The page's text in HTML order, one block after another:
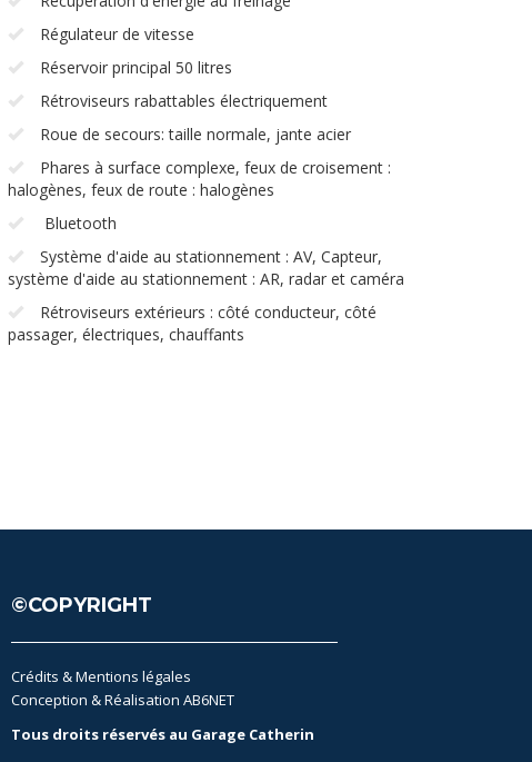
Régulateur de vitesse
Réservoir principal 50 litres
Rétroviseurs rabattables électriquement
Roue de secours: taille normale, jante acier
Phares à surface complexe, feux de croisement :
halogènes, feux de route : halogènes
Bluetooth
Système d'aide au stationnement : AV, Capteur,
système d'aide au stationnement : AR, radar et caméra
Rétroviseurs extérieurs : côté conducteur, côté
passager, électriques, chauffants
©COPYRIGHT
Crédits & Mentions légales
Conception & Réalisation AB6NET
Tous droits réservés au Garage Catherin